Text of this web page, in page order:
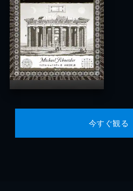
今すぐ観る